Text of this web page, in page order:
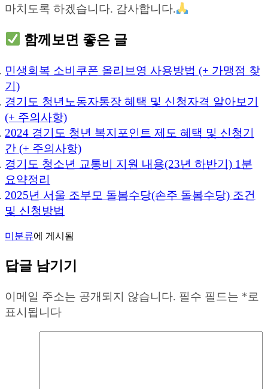
마치도록 하겠습니다. 감사합니다.
함께보면 좋은 글
민생회복 소비쿠폰 올리브영 사용방법 (+ 가맹점 찾
기)
경기도 청년노동자통장 혜택 및 신청자격 알아보기
(+ 주의사항)
2024 경기도 청년 복지포인트 제도 혜택 및 신청기
간 (+ 주의사항)
경기도 청소년 교통비 지원 내용(23년 하반기) 1분
요약정리
2025년 서울 조부모 돌봄수당(손주 돌봄수당) 조건
및 신청방법
미분류에 게시됨
답글 남기기
이메일 주소는 공개되지 않습니다. 필수 필드는 *로
표시됩니다